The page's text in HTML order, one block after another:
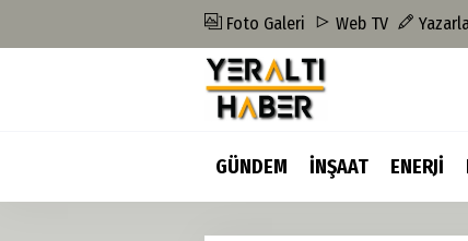
Foto Galeri Web TV
GÜNDEM İNŞAAT ENERJİ